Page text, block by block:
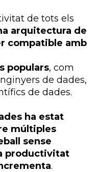
de tots els
arquitectura de
compatible amb
populars, com
de dades,
de dades.
ha estat
múltiples
sense
productivitat
.